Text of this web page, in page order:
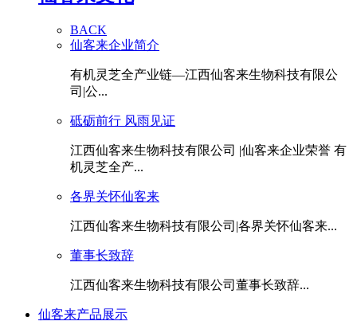
BACK
仙客来企业简介
有机灵芝全产业链—江西仙客来生物科技有限公
司|公...
砥砺前行 风雨见证
江西仙客来生物科技有限公司 |仙客来企业荣誉 有
机灵芝全产...
各界关怀仙客来
江西仙客来生物科技有限公司|各界关怀仙客来...
董事长致辞
江西仙客来生物科技有限公司董事长致辞...
仙客来产品展示